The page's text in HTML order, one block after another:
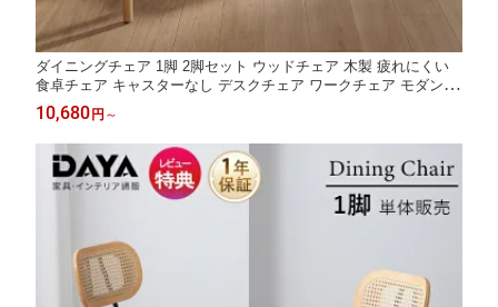
ダイニングチェア 1脚 2脚セット ウッドチェア 木製 疲れにくい
食卓チェア キャスターなし デスクチェア ワークチェア モダン ア
ームレス 無地 インテリア 椅子 和風 おしゃれ ナチュラル
10,680 円 ～